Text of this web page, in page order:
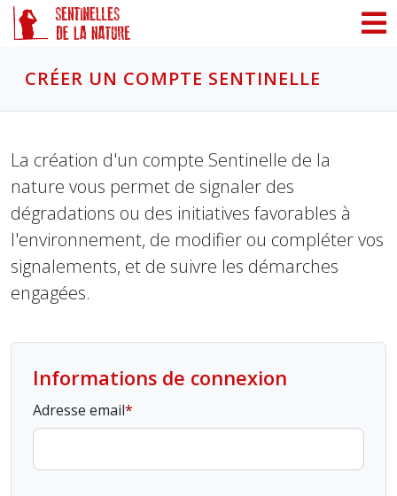
CRÉER UN COMPTE SENTINELLE
La création d'un compte Sentinelle de la
nature vous permet de signaler des
dégradations ou des initiatives favorables à
l'environnement, de modifier ou compléter vos
signalements, et de suivre les démarches
engagées.
Informations de connexion
Adresse email
Panneau de gestion des cookies